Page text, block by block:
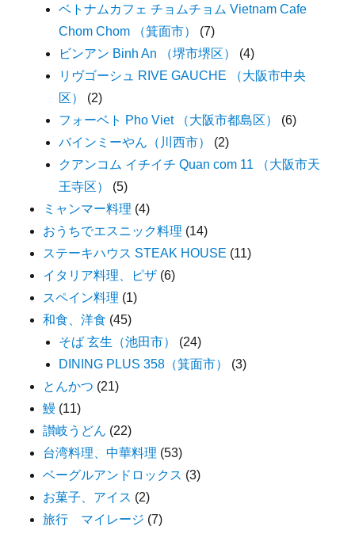
ベトナムカフェ チョムチョム Vietnam Cafe
Chom Chom （箕面市）
(7)
ビンアン Binh An （堺市堺区）
(4)
リヴゴーシュ RIVE GAUCHE （大阪市中央
区）
(2)
フォーベト Pho Viet （大阪市都島区）
(6)
バインミーやん（川西市）
(2)
クアンコム イチイチ Quan com 11 （大阪市天
王寺区）
(5)
ミャンマー料理 (4)
おうちでエスニック料理 (14)
ステーキハウス STEAK HOUSE (11)
イタリア料理、ピザ (6)
スペイン料理 (1)
和食、洋食 (45)
そば 玄生（池田市）
(24)
DINING PLUS 358（箕面市）
(3)
とんかつ (21)
鰻 (11)
讃岐うどん (22)
台湾料理、中華料理 (53)
ベーグルアンドロックス (3)
お菓子、アイス (2)
旅行 マイレージ (7)